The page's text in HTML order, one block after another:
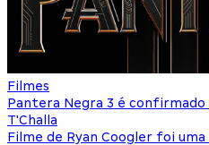
Filmes
Pantera Negra 3 é confirmado
T'Challa
Filme de Ryan Coogler foi